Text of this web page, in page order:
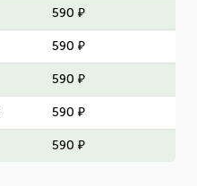
590 ₽
590 ₽
590 ₽
590 ₽
590 ₽